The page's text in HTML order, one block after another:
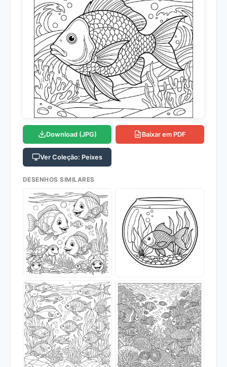
Download (JPG) Baixar em PDF
Ver Coleção: Peixes
DESENHOS SIMILARES